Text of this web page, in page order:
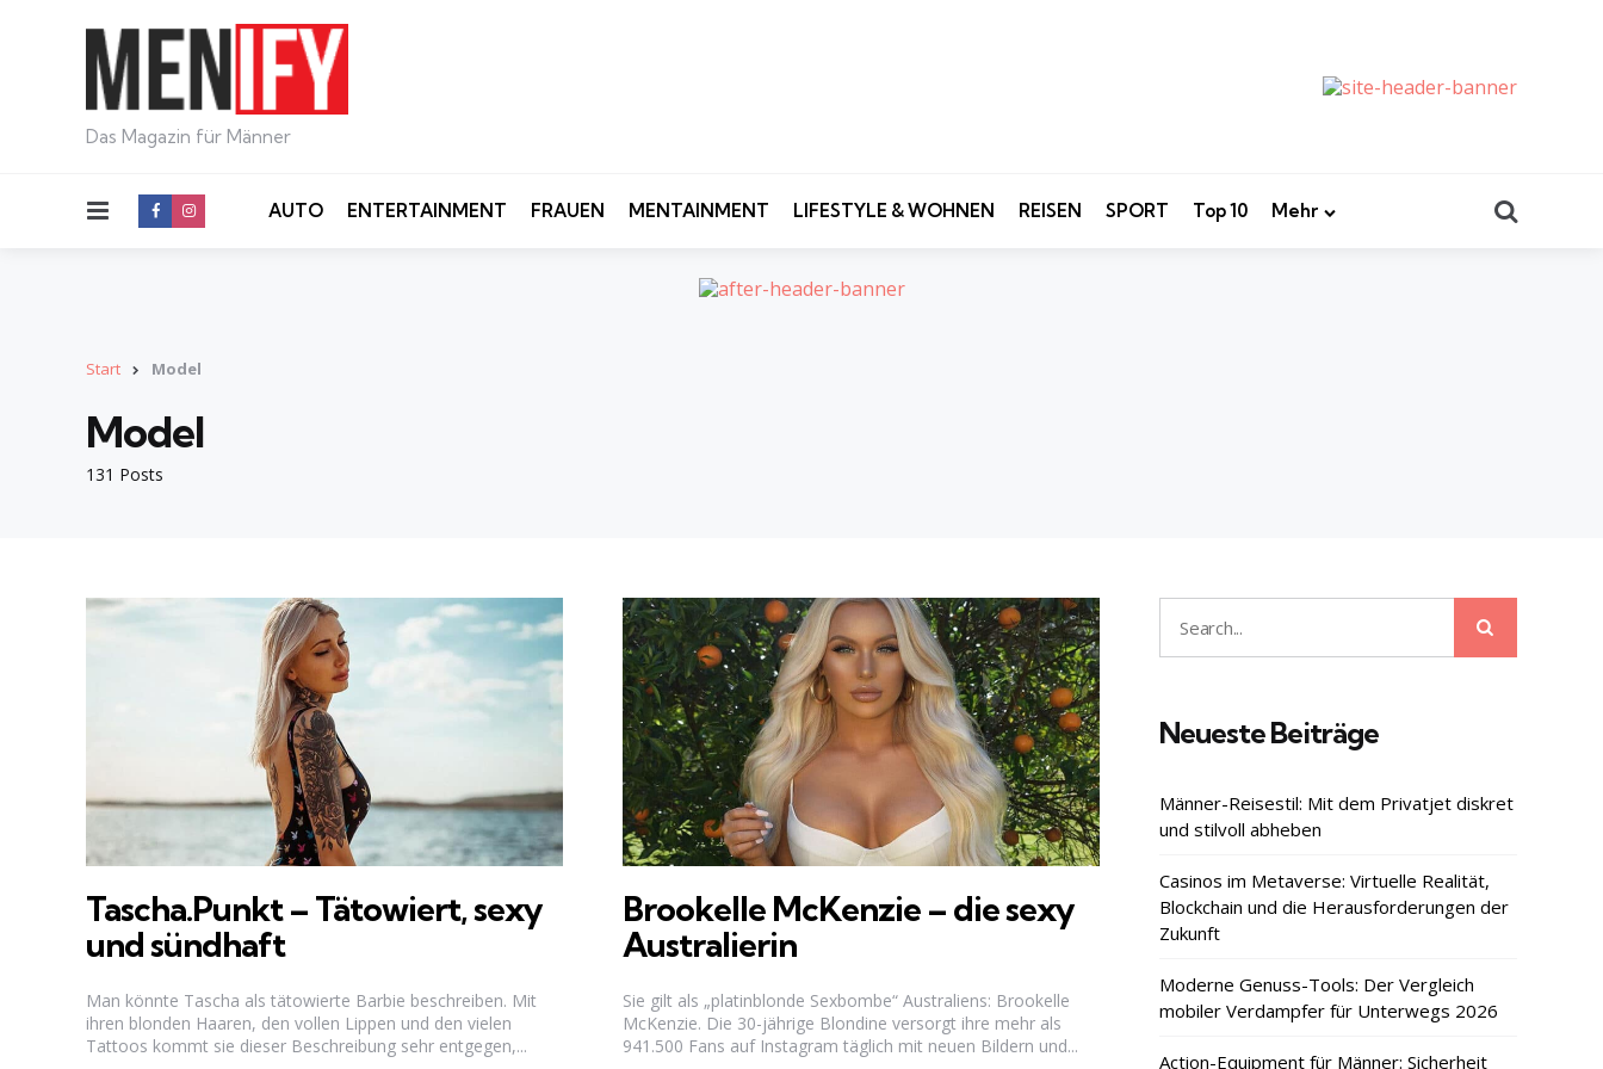
Das Magazin für Männer
Menu AUTO ENTERTAINMENT FRAUEN MENTAINMENT LIFESTYLE & WOHNEN REISEN SPORT Top 10 Mehr
Start Model
131 Posts
Model
Tascha.Punkt – Tätowiert, sexy
und sündhaft
Man könnte Tascha als tätowierte Barbie beschreiben. Mit
ihren blonden Haaren, den vollen Lippen und den vielen
Tattoos kommt sie dieser Beschreibung sehr entgegen,...
Brookelle McKenzie – die sexy
Australierin
Sie gilt als „platinblonde Sexbombe“ Australiens: Brookelle
McKenzie. Die 30-jährige Blondine versorgt ihre mehr als
941.500 Fans auf Instagram täglich mit neuen Bildern und...
Search
for:
Neueste Beiträge
Männer-Reisestil: Mit dem Privatjet diskret
und stilvoll abheben
Casinos im Metaverse: Virtuelle Realität,
Blockchain und die Herausforderungen der
Zukunft
Moderne Genuss-Tools: Der Vergleich
mobiler Verdampfer für Unterwegs 2026
Action-Equipment für Männer: Sicherheit